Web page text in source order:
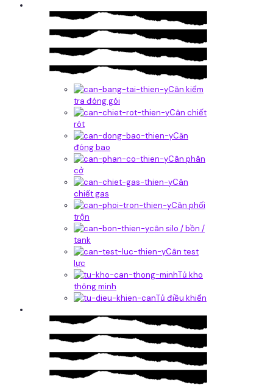
Cân kiểm
tra đóng gói
Cân chiết
rót
Căn
đóng bao
Cân phân
cở
Cân
chiết gas
Cân phối
trộn
cân silo / bồn /
tank
Cân test
lực
Tủ kho
thông minh
Tủ điều khiển